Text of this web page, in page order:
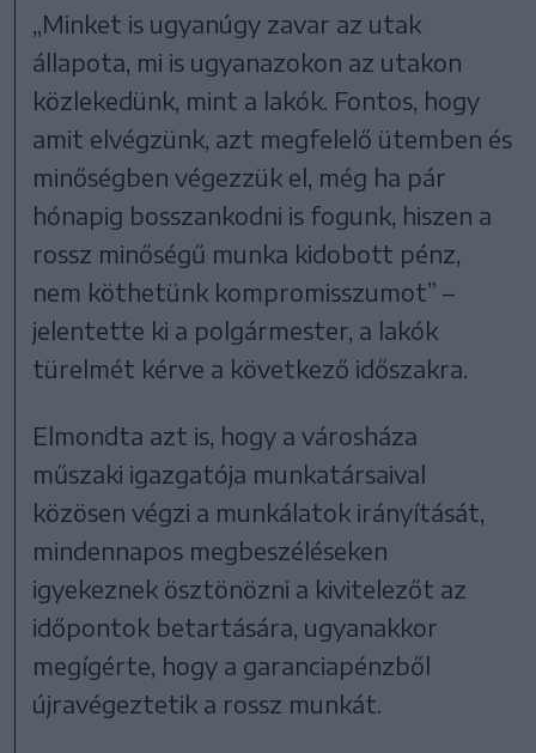
„Minket is ugyanúgy zavar az utak
állapota, mi is ugyanazokon az utakon
közlekedünk, mint a lakók. Fontos, hogy
amit elvégzünk, azt megfelelő ütemben és
minőségben végezzük el, még ha pár
hónapig bosszankodni is fogunk, hiszen a
rossz minőségű munka kidobott pénz,
nem köthetünk kompromisszumot” –
jelentette ki a polgármester, a lakók
türelmét kérve a következő időszakra.
Elmondta azt is, hogy a városháza
műszaki igazgatója munkatársaival
közösen végzi a munkálatok irányítását,
mindennapos megbeszéléseken
igyekeznek ösztönözni a kivitelezőt az
időpontok betartására, ugyanakkor
megígérte, hogy a garanciapénzből
újravégeztetik a rossz munkát.